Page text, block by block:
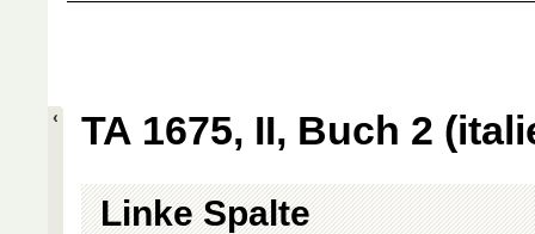
TA 1675, II, Buch 2
Linke Spalte